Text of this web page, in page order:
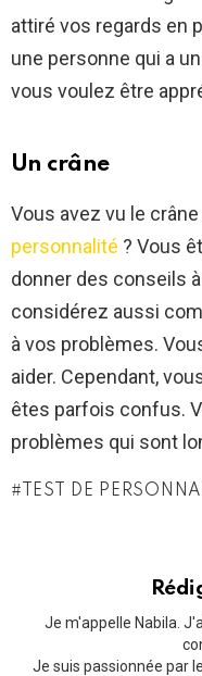
attiré vos regards en
une personne qui a
vous voulez être
Un crâne
Vous avez vu le
personnalité ? Vous
donner des conseils
considérez aussi
à vos problèmes.
aider. Cependant,
êtes parfois confus.
problèmes qui sont
TEST DE
Je m'appelle Nabila.
Je suis passionnée par